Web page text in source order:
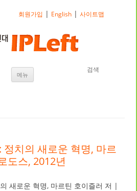
메뉴 내용으로 바로가기검색
회원가입 | English |사이트맵
치의 새로운 혁명, 마르
도스, 2012년
새로운 혁명, 마르틴 호이즐러 저 |